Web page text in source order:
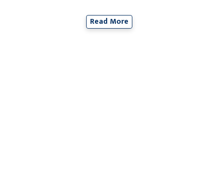
Read More